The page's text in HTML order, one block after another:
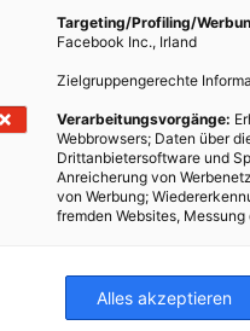
von Kompost. Manche
Birke oder Erle verwesen in
sollte eine
funktioniert es aber mit
der Blätter verhindert
fertig. Die unterste
eingearbeitet oder mit
Targeting/Profiling/
Facebook Inc., Irland
Zielgruppengerechte
Verarbeitungsvorgänge:
Webbrowsers; Daten über
Drittanbietersoftware und
Anreicherung von
von Werbung;
fremden Websites, Messung
Alles akzeptieren